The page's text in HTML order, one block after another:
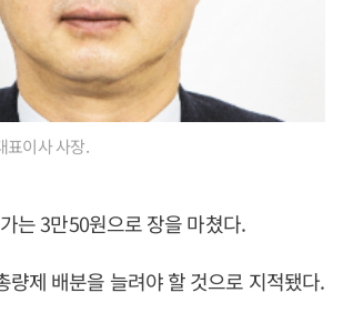
이사 사장.
는 3만50원으로 장을 마쳤다.
량제 배분을 늘려야 할 것으로 지적됐다.